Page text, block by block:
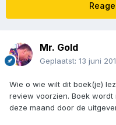
Mr. Gold
Geplaatst: 13 juni
Wie o wie wilt dit boek(je)
review voorzien. Boek
deze maand door de